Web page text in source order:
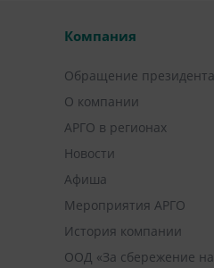
Компания
Обращение президента
О компании
АРГО в регионах
Новости
Афиша
Мероприятия АРГО
История компании
ООД «За сбережение